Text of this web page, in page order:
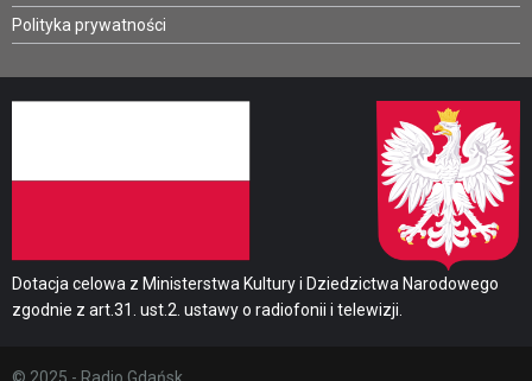
Polityka prywatności
Dotacja celowa z Ministerstwa Kultury i Dziedzictwa Narodowego
zgodnie z art.31. ust.2. ustawy o radiofonii i telewizji.